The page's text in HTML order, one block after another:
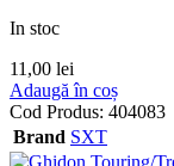
In stoc
11,00 lei
Adaugă în coș
Cod Produs: 404083
Brand SXT